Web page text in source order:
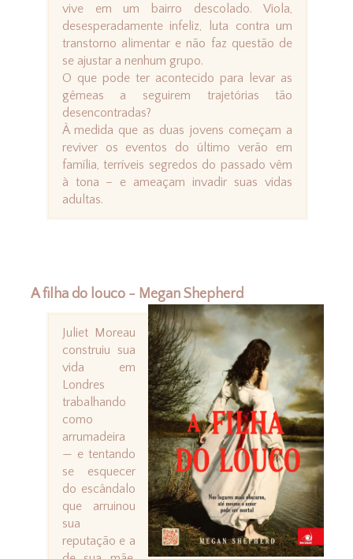
vive em um bairro descolado. Viola,
desesperadamente infeliz, luta contra um
transtorno alimentar e não faz questão de
se ajustar a nenhum grupo.
O que pode ter acontecido para levar as
gêmeas a seguirem trajetórias tão
desencontradas?
À medida que as duas jovens começam a
reviver os eventos do último verão em
família, terríveis segredos do passado vêm
à tona – e ameaçam invadir suas vidas
adultas.
A filha do louco - Megan Shepherd
Juliet Moreau
construiu sua
vida em
Londres
trabalhando
como
arrumadeira
— e tentando
se esquecer
do escândalo
que arruinou
sua
reputação e a